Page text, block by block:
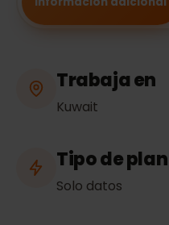
Trabaja en
Kuwait
Tipo de plan
Solo datos